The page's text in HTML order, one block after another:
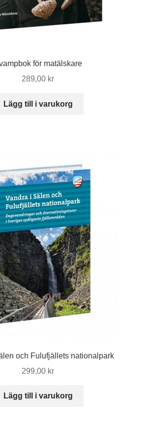
för matälskare
289,00 kr
Lägg till i varukorg
och Fulufjällets nationalpark
299,00 kr
Lägg till i varukorg